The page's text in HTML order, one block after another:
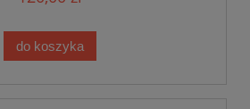
do koszyka